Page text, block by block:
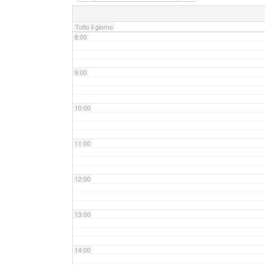
Tutto il giorno
8:00
9:00
10:00
11:00
12:00
13:00
14:00